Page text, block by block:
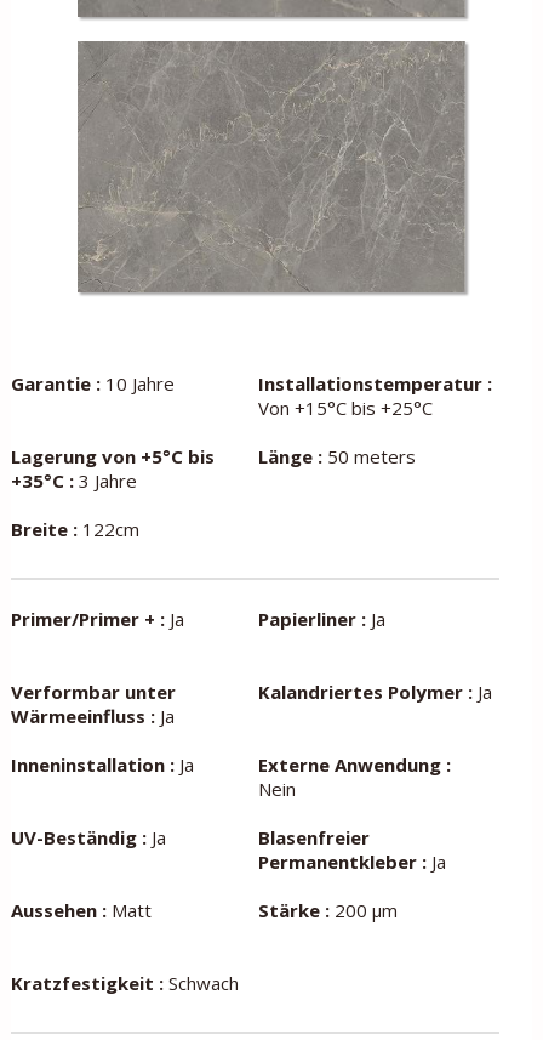
Garantie :10 Jahre
Installationstemperatur :
Von +15°C bis +25°C
Lagerung von +5°C bis
+35°C :3 Jahre
Länge : 50 meters
Breite :122cm
Primer/Primer + :Ja Papierliner : Ja
Verformbar unter
Wärmeeinfluss :Ja
Kalandriertes Polymer : Ja
Inneninstallation :Ja
Externe Anwendung :
Nein
UV-Beständig :Ja
Blasenfreier
Permanentkleber : Ja
Aussehen :Matt Stärke : 200 µm
Kratzfestigkeit :Schwach